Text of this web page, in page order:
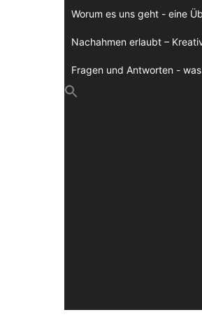
Worum es uns geht - eine
Nachahmen erlaubt –
Fragen und Antworten -